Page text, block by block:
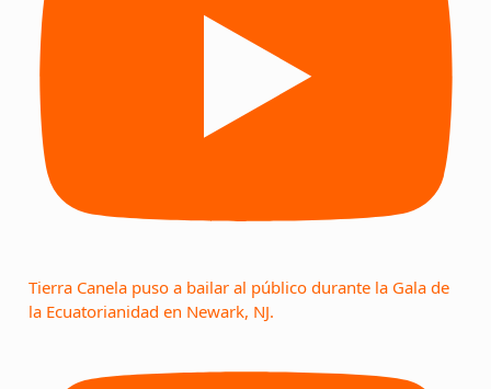
Tierra Canela puso a bailar al público durante la Gala de
la Ecuatorianidad en Newark, NJ.